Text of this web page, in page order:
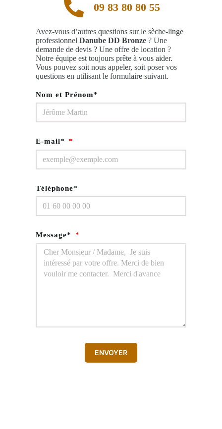
09 83 80 80 55
Avez-vous d’autres questions sur le sèche-linge
professionnel Danube DD Bronze? Une
demande de devis ? Une offre de location ?
Notre équipe est toujours prête à vous aider.
Vous pouvez soit nous appeler, soit poser vos
questions en utilisant le formulaire suivant.
Nom et Prénom*
E-mail*
Téléphone*
Message*
ENVOYER